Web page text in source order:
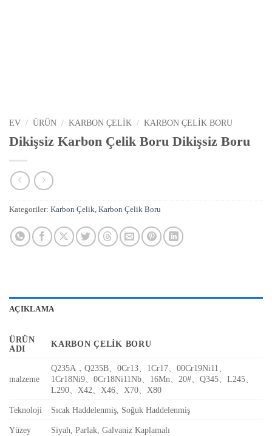
EV / ÜRÜN / KARBON ÇELIK / KARBON ÇELIK BORU
Dikişsiz Karbon Çelik Boru Dikişsiz Boru
Kategoriler: Karbon Çelik, Karbon Çelik Boru
AÇIKLAMA
ÜRÜN
ADI
KARBON ÇELIK BORU
malzeme
Q235A，Q235B、0Cr13、1Cr17、00Cr19Ni11、
1Cr18Ni9、0Cr18Ni11Nb、16Mn、20#、Q345、L245、
L290、X42、X46、X70、X80
Teknoloji Sıcak Haddelenmiş, Soğuk Haddelenmiş
Yüzey Siyah, Parlak, Galvaniz Kaplamalı